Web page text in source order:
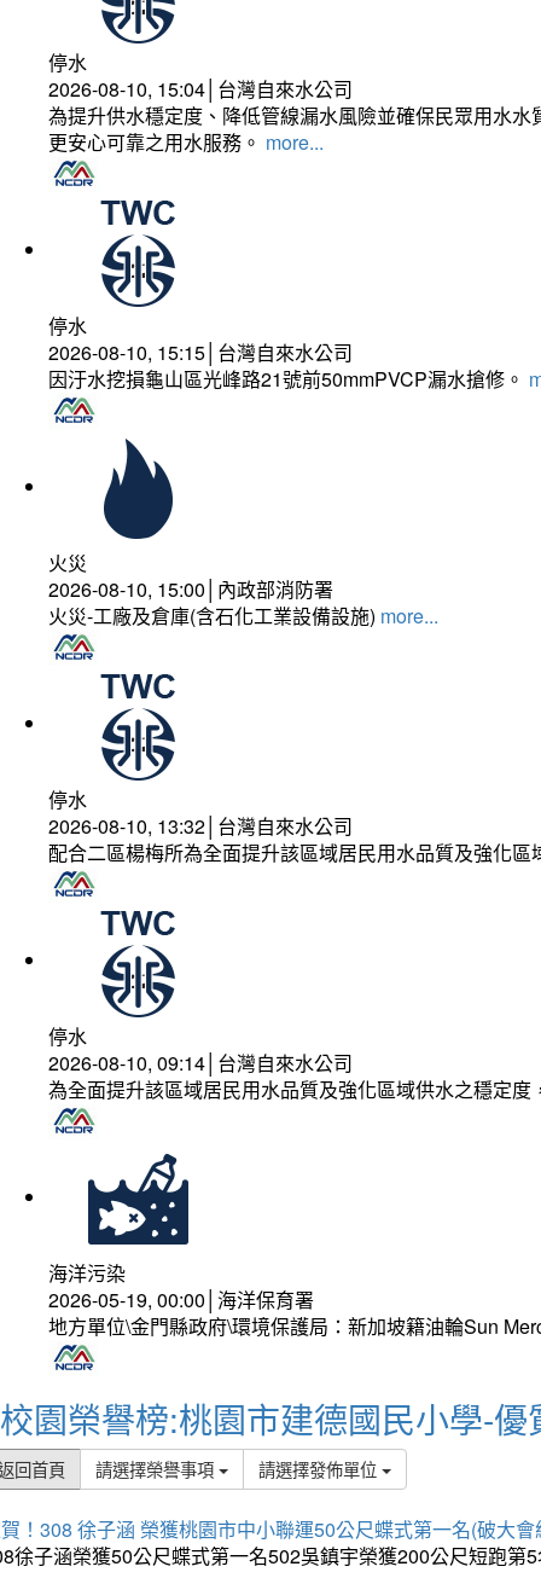
停水
2026-08-10, 15:04│台灣自來水公司
為提升供水穩定度、降低管線漏水風險並確保民眾用水
更安心可靠之用水服務。 more...
停水
2026-08-10, 15:15│台灣自來水公司
因汙水挖損龜山區光峰路21號前50mmPVCP漏水搶修。
火災
2026-08-10, 15:00│內政部消防署
火災-工廠及倉庫(含石化工業設備設施) more...
停水
2026-08-10, 13:32│台灣自來水公司
配合二區楊梅所為全面提升該區域居民用水品質及強化
停水
2026-08-10, 09:14│台灣自來水公司
為全面提升該區域居民用水品質及強化區域供水之穩定
海洋污染
2026-05-19, 00:00│海洋保育署
地方單位\金門縣政府\環境保護局：新加坡籍油輪Sun
校園榮譽榜:桃園市建德國民小學-優
回首頁 請選擇榮譽事項 請選擇發佈單位
！308 徐子涵 榮獲桃園市中小聯運50公尺蝶式第一名(破大會
徐子涵榮獲50公尺蝶式第一名502吳鎮宇榮獲200公尺短跑